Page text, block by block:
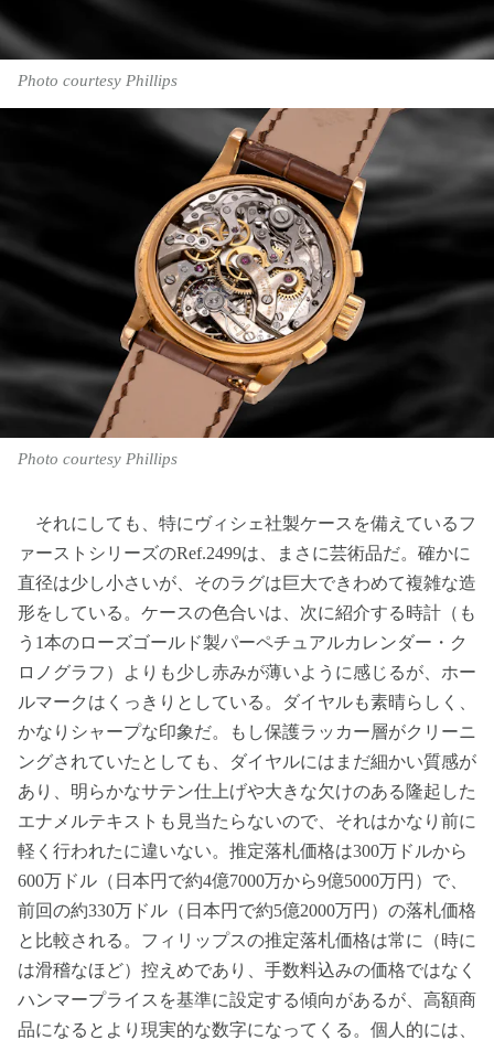
Photo courtesy Phillips
Photo courtesy Phillips
それにしても、特にヴィシェ社製ケースを備えているフ
ァーストシリーズのRef.2499は、まさに芸術品だ。確かに
直径は少し小さいが、そのラグは巨大できわめて複雑な造
形をしている。ケースの色合いは、次に紹介する時計（も
う1本のローズゴールド製パーペチュアルカレンダー・ク
ロノグラフ）よりも少し赤みが薄いように感じるが、ホー
ルマークはくっきりとしている。ダイヤルも素晴らしく、
かなりシャープな印象だ。もし保護ラッカー層がクリーニ
ングされていたとしても、ダイヤルにはまだ細かい質感が
あり、明らかなサテン仕上げや大きな欠けのある隆起した
エナメルテキストも見当たらないので、それはかなり前に
軽く行われたに違いない。推定落札価格は300万ドルから
600万ドル（日本円で約4億7000万から9億5000万円）で、
前回の約330万ドル（日本円で約5億2000万円）の落札価格
と比較される。フィリップスの推定落札価格は常に（時に
は滑稽なほど）控えめであり、手数料込みの価格ではなく
ハンマープライスを基準に設定する傾向があるが、高額商
品になるとより現実的な数字になってくる。個人的には、